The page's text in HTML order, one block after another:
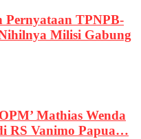
Pernyataan TPNPB-
Milisi Gabung
Mathias Wenda
RS Vanimo Papua…